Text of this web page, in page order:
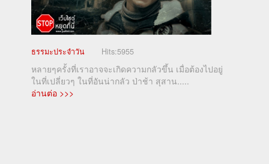
ธรรมะประจำวัน Hits:5955
หลายๆครั้งที่เราอาจจะเกิดความกลัวขึ้น เมื่อต้องไปอยู่
ในที่เปลี่ยวๆ ในที่อันน่ากลัว ป่าช้า สุสาน.....
อ่านต่อ >>>